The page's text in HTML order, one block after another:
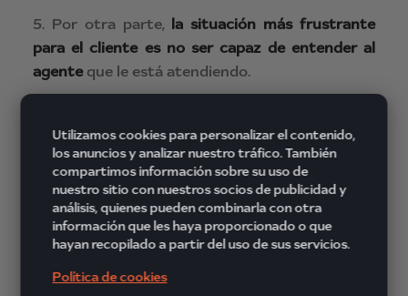
5. Por otra parte, la situación más frustrante
para el cliente es no ser capaz de entender al
agente que le está atendiendo.
por un servicio de mayor calidad.
7. Los clientes están más dispuestos a utilizar las
redes sociales para expresar una buena
experiencia del servicio de atención al cliente
antes que para quejarse de una mala.
8. La aplicación para móvil más deseada fue
Utilizamos cookies para personalizar el contenido,
los anuncios y analizar nuestro tráfico. También
compartimos información sobre su uso de
nuestro sitio con nuestros socios de publicidad y
análisis, quienes pueden combinarla con otra
información que les haya proporcionado o que
hayan recopilado a partir del uso de sus servicios.
Política de cookies